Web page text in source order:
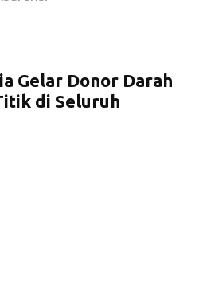
Gelar Donor Darah
di Seluruh